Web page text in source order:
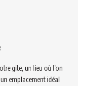
gite, un lieu où l’on
emplacement idéal